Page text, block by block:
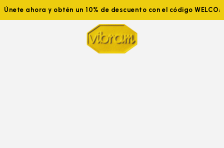
Únete ahora y obtén un 10% de descuento con el código